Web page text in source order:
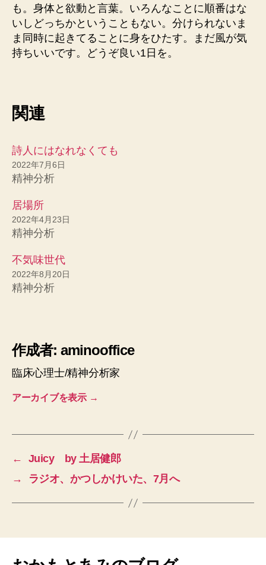
も。身体と欲動と言葉。いろんなことに順番はな
いしどっちかということもない。分けられないま
ま同時に起きてることに身をひたす。まだ風が気
持ちいいです。どうぞ良い1日を。
関連
詩人にはなれなくても
2022年7月6日
精神分析
居場所
2022年4月23日
精神分析
不気味世代
2022年8月20日
精神分析
作成者: aminooffice
臨床心理士/精神分析家
アーカイブを表示 →
←
Juicy by 土居健郎
→
ラジオ、かつしかけいた、7月へ